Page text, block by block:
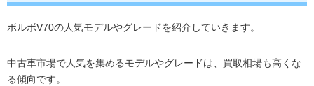
ボルボV70の人気モデルやグレードを紹介していきます。
中古車市場で人気を集めるモデルやグレードは、買取相場も高くな
る傾向です。